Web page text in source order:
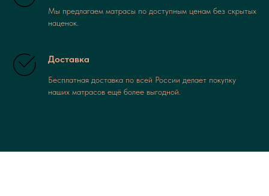
Мы предлагаем матрасы по доступным ценам без скрытых
наценок.
Доставка
Бесплатная доставка по всей России делает покупку
наших матрасов ещё более выгодной.